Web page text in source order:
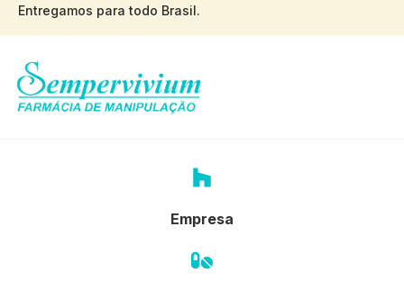
Entregamos para todo Brasil.
Empresa